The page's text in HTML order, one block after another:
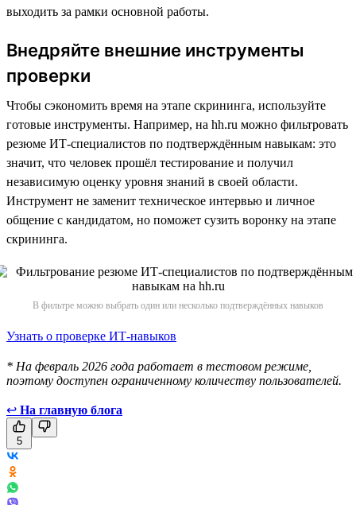
выходить за рамки основной работы.
Внедряйте внешние инструменты
проверки
Чтобы сэкономить время на этапе скрининга, используйте
готовые инструменты. Например, на hh.ru можно фильтровать
резюме ИТ-специалистов по подтверждённым навыкам: это
значит, что человек прошёл тестирование и получил
независимую оценку уровня знаний в своей области.
Инструмент не заменит техническое интервью и личное
общение с кандидатом, но поможет сузить воронку на этапе
скрининга.
В фильтре можно выбрать один или несколько подтверждённых навыков
Узнать о проверке ИТ-навыков
* На февраль 2026 года работает в тестовом режиме,
поэтому доступен ограниченному количеству пользователей.
↩ На главную блога
5